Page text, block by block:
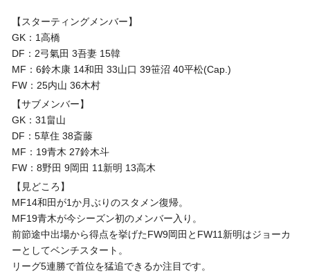
【スターティングメンバー】
GK：1高橋
DF：2弓氣田 3吾妻 15韓
MF：6鈴木康 14和田 33山口 39笹沼 40平松(Cap.)
FW：25内山 36木村
【サブメンバー】
GK：31畠山
DF：5草住 38斎藤
MF：19青木 27鈴木斗
FW：8野田 9岡田 11新明 13高木
【見どころ】
MF14和田が1か月ぶりのスタメン復帰。
MF19青木が今シーズン初のメンバー入り。
前節途中出場から得点を挙げたFW9岡田とFW11新明はジョーカ
ーとしてベンチスタート。
リーグ5連勝で首位を猛追できるか注目です。